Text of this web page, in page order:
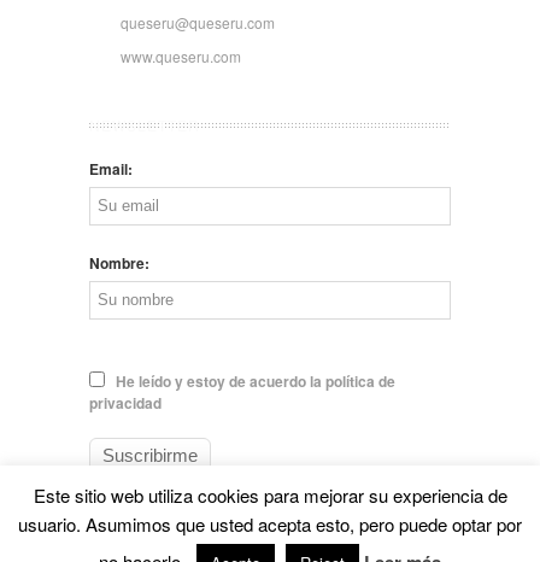
queseru@queseru.com
www.queseru.com
NEWSLETTER
Email:
Nombre:
He leído y estoy de acuerdo la política de
privacidad
Este sitio web utiliza cookies para mejorar su experiencia de
usuario. Asumimos que usted acepta esto, pero puede optar por